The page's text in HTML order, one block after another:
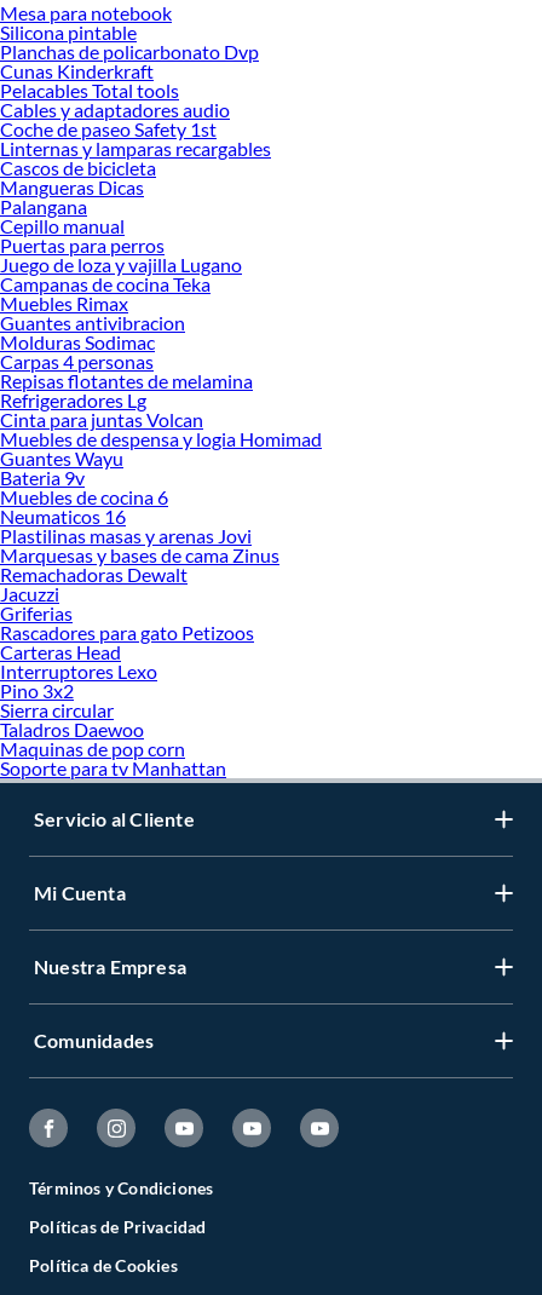
Desde remodelaciones hasta proyectos de decoración, estamos aquí para hacer
tus ideas realidad. ¡Visítanos y encuentra todo lo que tenemos para ofrecerte en
Cortinas de Tela!
Explora la variedad de productos de Cortinas de Tela en Sodimac
Herramientas, materiales y accesorios de calidad para tus proyectos y
renovación de espacios. ¡Visítanos y descubre todo lo que tenemos para
ofrecerte!
Encuentra una amplia variedad de productos de Cortinas de Tela en Sodimac.
Encuentra todo lo necesario para tus proyectos de renovación y decoración.
¡Visítanos y haz tus ideas realidad!
Mesa para notebook
Silicona pintable
Planchas de policarbonato Dvp
Cunas Kinderkraft
Pelacables Total tools
Cables y adaptadores audio
Coche de paseo Safety 1st
Linternas y lamparas recargables
Cascos de bicicleta
Mangueras Dicas
Palangana
Cepillo manual
Puertas para perros
Juego de loza y vajilla Lugano
Campanas de cocina Teka
Muebles Rimax
Guantes antivibracion
Molduras Sodimac
Carpas 4 personas
Repisas flotantes de melamina
Refrigeradores Lg
Cinta para juntas Volcan
Muebles de despensa y logia Homimad
Guantes Wayu
Bateria 9v
Muebles de cocina 6
Neumaticos 16
Plastilinas masas y arenas Jovi
Marquesas y bases de cama Zinus
Remachadoras Dewalt
Jacuzzi
Griferias
Rascadores para gato Petizoos
Carteras Head
Interruptores Lexo
Pino 3x2
Sierra circular
Taladros Daewoo
Maquinas de pop corn
Soporte para tv Manhattan
Servicio al Cliente
Mi Cuenta
Nuestra Empresa
Comunidades
Términos y Condiciones
Políticas de Privacidad
Política de Cookies